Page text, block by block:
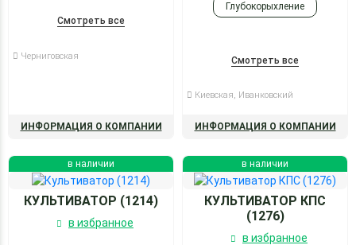
Смотреть все
Черниговская
ИНФОРМАЦИЯ О КОМПАНИИ
Глубокорыхление
Посев
Смотреть все
Киевская, Иванковский
ИНФОРМАЦИЯ О КОМПАНИИ
в наличии
КУЛЬТИВАТОР (1214)
в избранное
в наличии
КУЛЬТИВАТОР КПС
(1276)
в избранное